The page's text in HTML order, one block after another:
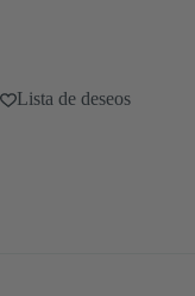
Lista de deseos